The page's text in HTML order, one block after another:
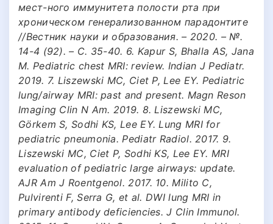
мест-ного иммунитета полости рта при
хроническом генерализованном парадонтите
//Вестник науки и образования. – 2020. – №.
14-4 (92). – С. 35-40. 6. Kapur S, Bhalla AS, Jana
M. Pediatric chest MRI: review. Indian J Pediatr.
2019. 7. Liszewski MC, Ciet P, Lee EY. Pediatric
lung/airway MRI: past and present. Magn Reson
Imaging Clin N Am. 2019. 8. Liszewski MC,
Görkem S, Sodhi KS, Lee EY. Lung MRI for
pediatric pneumonia. Pediatr Radiol. 2017. 9.
Liszewski MC, Ciet P, Sodhi KS, Lee EY. MRI
evaluation of pediatric large airways: update.
AJR Am J Roentgenol. 2017. 10. Milito C,
Pulvirenti F, Serra G, et al. DWI lung MRI in
primary antibody deficiencies. J Clin Immunol.